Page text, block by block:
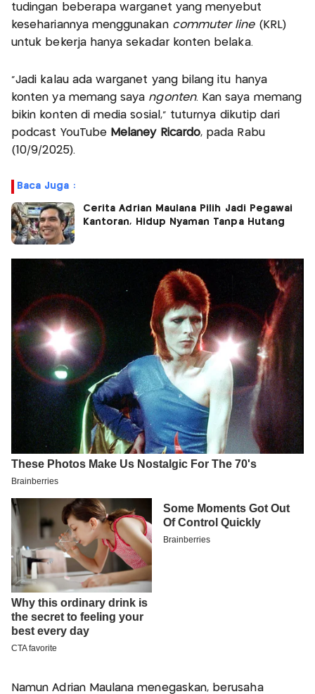
tudingan beberapa warganet yang menyebut
kesehariannya menggunakan commuter line(KRL)
untuk bekerja hanya sekadar konten belaka.
“Jadi kalau ada warganet yang bilang itu hanya
konten ya memang saya ngonten. Kan saya memang
bikin konten di media sosial,” tuturnya dikutip dari
podcast YouTube Melaney Ricardo, pada Rabu
(10/9/2025).
Baca Juga :
Cerita Adrian Maulana Pilih Jadi Pegawai
Kantoran, Hidup Nyaman Tanpa Hutang
Namun Adrian Maulana menegaskan, berusaha